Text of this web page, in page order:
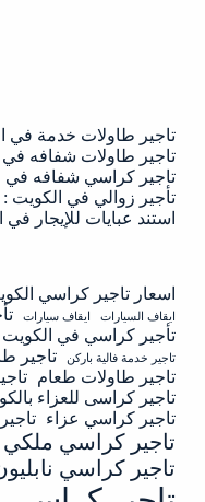
تاجير طاولات خدمة في الكويت
تاجير طاولات شفافه في
تاجير كراسي شفافه في الكويت
تأجير زوالي في الكويت : 97246119
استند عبايات للإيجار في
اسعار تاجير كراسي
ايقاف السيارات ايقاف سيارات
تأجير كراسي في الكويت
تاجير خدمة فالية باركن
تاجير
تاجير طاولات طعام
تاجير كراسى للعزاء
تاجير كراسي عزاء
تاجير كراسي ملكي
تاجير كراسي